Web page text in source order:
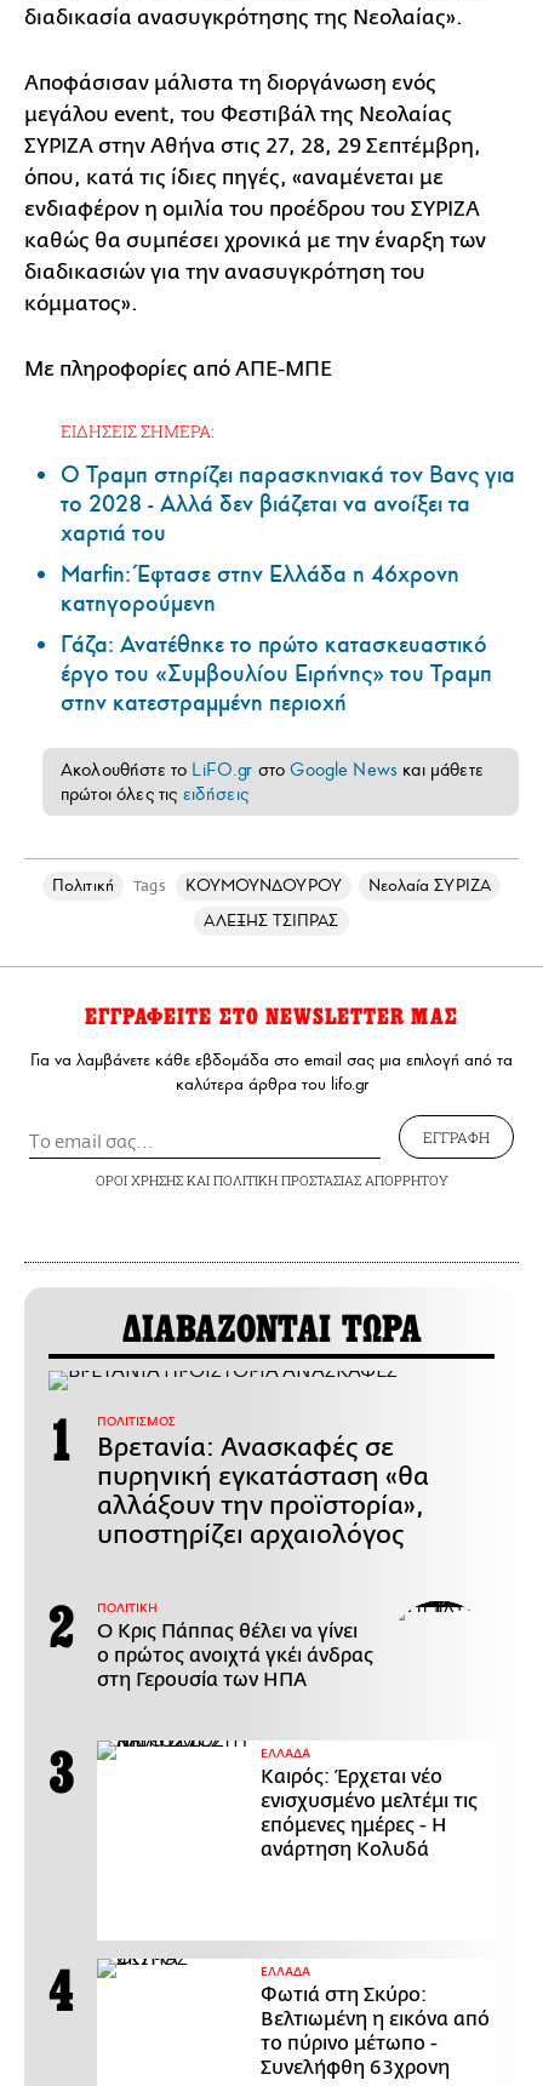
διαδικασία ανασυγκρότησης της Νεολαίας».
Αποφάσισαν μάλιστα τη διοργάνωση ενός
μεγάλου event, του Φεστιβάλ της Νεολαίας
ΣΥΡΙΖΑ στην Αθήνα στις 27, 28, 29 Σεπτέμβρη,
όπου, κατά τις ίδιες πηγές, «αναμένεται με
ενδιαφέρον η ομιλία του προέδρου του ΣΥΡΙΖΑ
καθώς θα συμπέσει χρονικά με την έναρξη των
διαδικασιών για την ανασυγκρότηση του
κόμματος».
Με πληροφορίες από ΑΠΕ-ΜΠΕ
ΕΙΔΗΣΕΙΣ ΣΗΜΕΡΑ:
Ο Τραμπ στηρίζει παρασκηνιακά τον Βανς για
το 2028 - Αλλά δεν βιάζεται να ανοίξει τα
χαρτιά του
Marfin: Έφτασε στην Ελλάδα η 46χρονη
κατηγορούμενη
Γάζα: Ανατέθηκε το πρώτο κατασκευαστικό
έργο του «Συμβουλίου Ειρήνης» του Τραμπ
στην κατεστραμμένη περιοχή
Ακολουθήστε το LiFO.gr στοGoogle News και μάθετε
πρώτοι όλες τις ειδήσεις
Πολιτική Tags ΚΟΥΜΟΥΝΔΟΥΡΟΥ
Νεολαία ΣΥΡΙΖΑ
ΑΛΕΞΗΣ ΤΣΙΠΡΑΣ
ΕΓΓΡΑΦΕΙΤΕ ΣΤΟ NEWSLETTER ΜΑΣ
Για να λαμβάνετε κάθε εβδομάδα στο email σας μια επιλογή από τα
καλύτερα άρθρα του lifo.gr
ΕΓΓΡΑΦΗ
ΟΡΟΙ ΧΡΗΣΗΣΚΑΙ ΠΟΛΙΤΙΚΗ ΠΡΟΣΤΑΣΙΑΣ ΑΠΟΡΡΗΤΟΥ
ΔΙΑΒΑΖΟΝΤΑΙ ΤΩΡΑ
ΠΟΛΙΤΙΣΜΟΣ
Βρετανία: Ανασκαφές σε
πυρηνική εγκατάσταση «θα
αλλάξουν την προϊστορία»,
υποστηρίζει αρχαιολόγος
ΠΟΛΙΤΙΚΗ
Ο Κρις Πάππας θέλει να γίνει
ο πρώτος ανοιχτά γκέι άνδρας
στη Γερουσία των ΗΠΑ
ΕΛΛΑΔΑ
Καιρός: Έρχεται νέο
ενισχυσμένο μελτέμι τις
επόμενες ημέρες - Η
ανάρτηση Κολυδά
ΕΛΛΑΔΑ
Φωτιά στη Σκύρο:
Βελτιωμένη η εικόνα από
το πύρινο μέτωπο -
Συνελήφθη 63χρονη